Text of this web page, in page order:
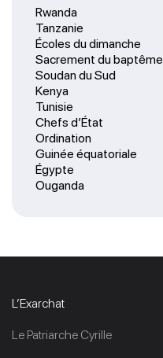
Rwanda
Tanzanie
Écoles du dimanche
Sacrement du baptême
Soudan du Sud
Kenya
Tunisie
Chefs d’État
Ordination
Guinée équatoriale
Égypte
Ouganda
L’Exarchat
Le Patriarche Cyrille